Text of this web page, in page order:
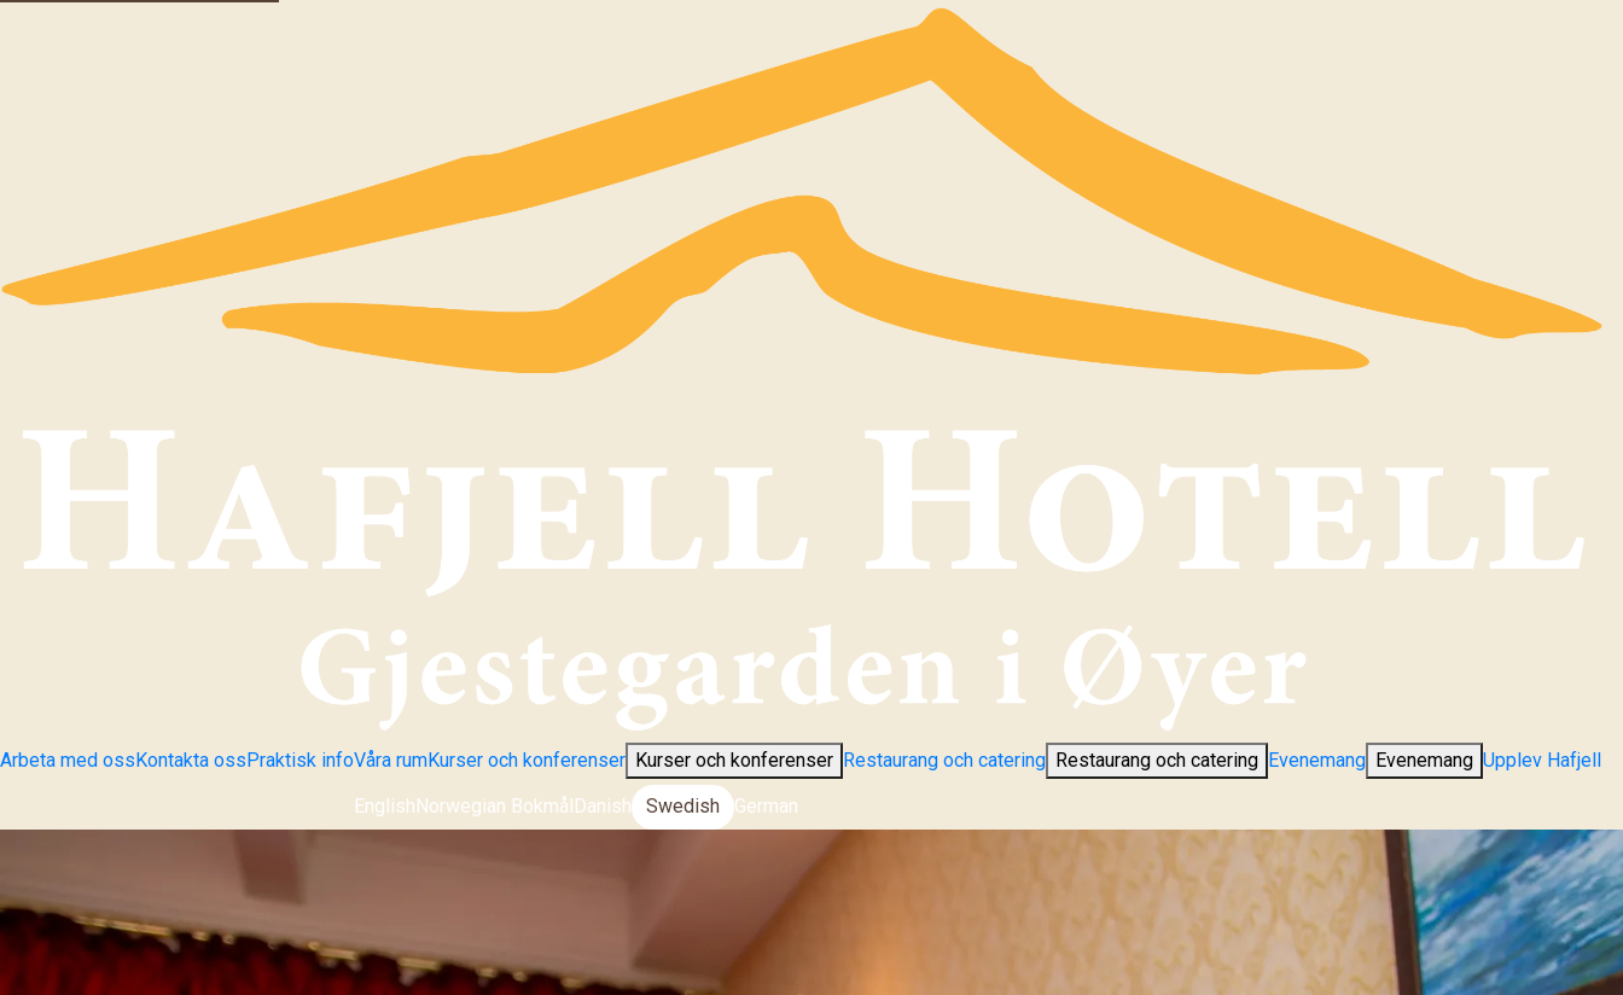
Arbeta med oss Kontakta oss Praktisk infoVåra rumKurser och konferenser Kurser och konferenser Restaurang och catering Restaurang och catering Evenemang Evenemang Upplev Hafjell
Ändra språk:
English Norwegian Bokmål Danish Swedish German